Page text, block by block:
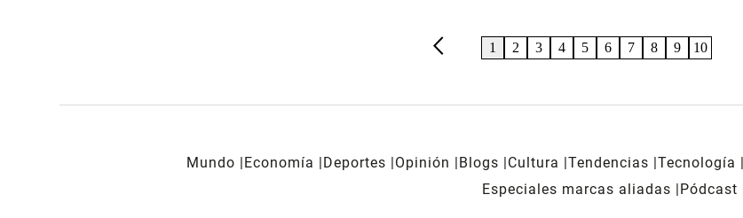
arrow_back_ios 1 2 3 4 5 6 7 8 9 10
Mundo Economía Deportes Opinión Blogs Cultura Tendencias Tecnología
Especiales marcas aliadas
Pódcast